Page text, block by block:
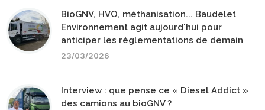
BioGNV, HVO, méthanisation... Baudelet
Environnement agit aujourd'hui pour
anticiper les réglementations de demain
23/03/2026
Interview : que pense ce « Diesel Addict »
des camions au bioGNV ?